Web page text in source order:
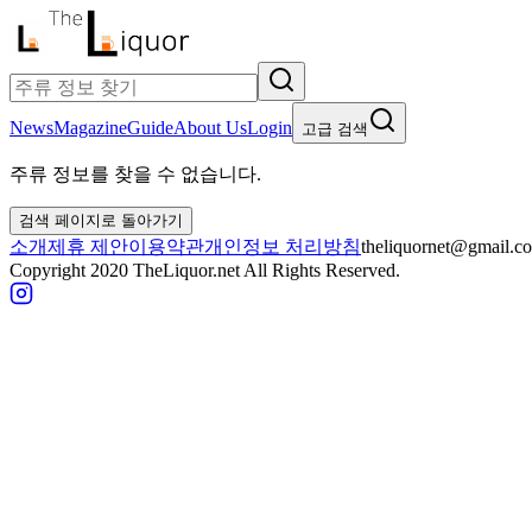
NewsMagazineGuideAbout UsLogin 고급 검색
주류 정보를 찾을 수 없습니다.
검색 페이지로 돌아가기
소개제휴 제안이용약관개인정보 처리방침
Copyright 2020 TheLiquor.net All Rights Reserved.